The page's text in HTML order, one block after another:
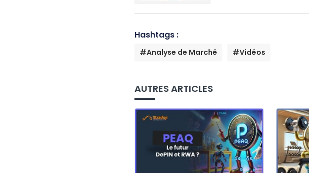
Hashtags :
#Analyse de Marché #Vidéos
AUTRES ARTICLES